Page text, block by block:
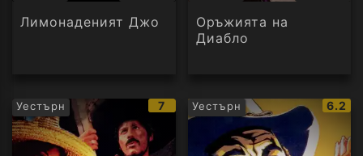
Лимонаденият Джо
Оръжията на
Диабло
Уестърн
IMDb
рейтинг:
7 Уестърн
IMDb
6.2